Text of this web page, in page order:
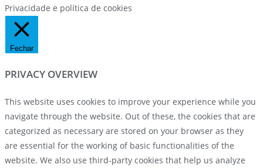
Privacidade e política de cookies
Fechar
PRIVACY OVERVIEW
This website uses cookies to improve your experience while you
navigate through the website. Out of these, the cookies that are
categorized as necessary are stored on your browser as they
are essential for the working of basic functionalities of the
website. We also use third-party cookies that help us analyze